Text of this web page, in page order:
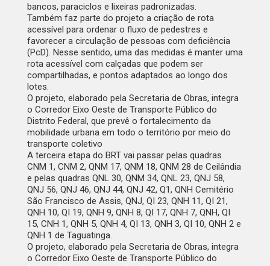
bancos, paraciclos e lixeiras padronizadas.
Também faz parte do projeto a criação de rota
acessível para ordenar o fluxo de pedestres e
favorecer a circulação de pessoas com deficiência
(PcD). Nesse sentido, uma das medidas é manter uma
rota acessível com calçadas que podem ser
compartilhadas, e pontos adaptados ao longo dos
lotes.
O projeto, elaborado pela Secretaria de Obras, integra
o Corredor Eixo Oeste de Transporte Público do
Distrito Federal, que prevê o fortalecimento da
mobilidade urbana em todo o território por meio do
transporte coletivo
A terceira etapa do BRT vai passar pelas quadras
CNM 1, CNM 2, QNM 17, QNM 18, QNM 28 de Ceilândia
e pelas quadras QNL 30, QNM 34, QNL 23, QNJ 58,
QNJ 56, QNJ 46, QNJ 44, QNJ 42, Q1, QNH Cemitério
São Francisco de Assis, QNJ, QI 23, QNH 11, QI 21,
QNH 10, QI 19, QNH 9, QNH 8, QI 17, QNH 7, QNH, QI
15, CNH 1, QNH 5, QNH 4, QI 13, QNH 3, QI 10, QNH 2 e
QNH 1 de Taguatinga.
O projeto, elaborado pela Secretaria de Obras, integra
o Corredor Eixo Oeste de Transporte Público do